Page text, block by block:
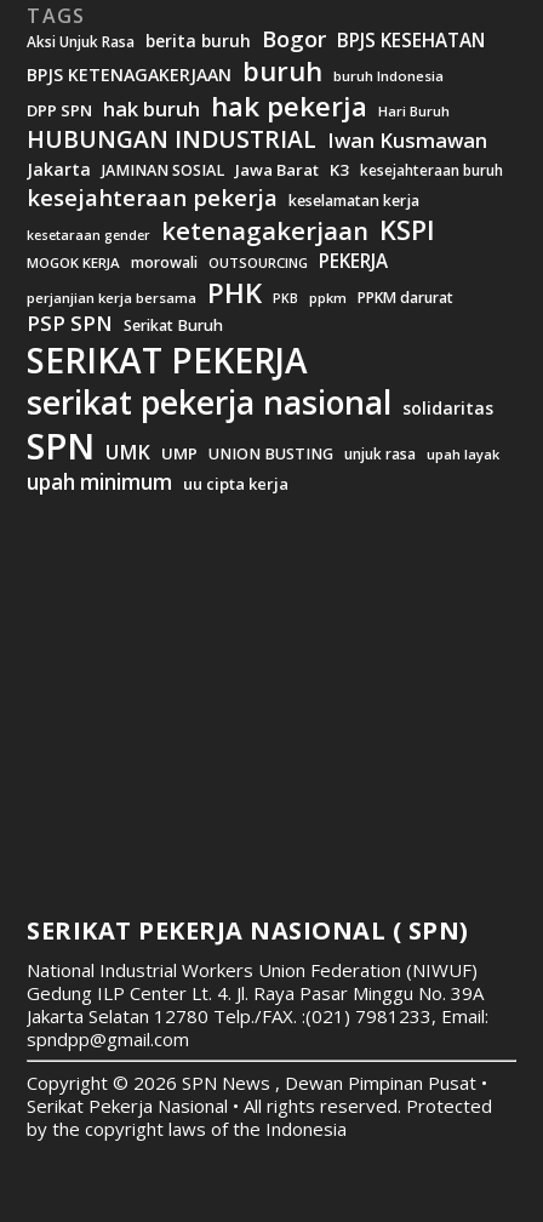
TAGS
Aksi Unjuk Rasa berita buruh Bogor BPJS KESEHATAN
BPJS KETENAGAKERJAAN buruh buruh Indonesia
DPP SPN hak buruh hak pekerja Hari Buruh
HUBUNGAN INDUSTRIAL Iwan Kusmawan
Jakarta JAMINAN SOSIAL Jawa Barat K3 kesejahteraan buruh
kesejahteraan pekerja keselamatan kerja
kesetaraan gender ketenagakerjaan KSPI
MOGOK KERJA morowali OUTSOURCING PEKERJA
perjanjian kerja bersama PHK PKB ppkm PPKM darurat
PSP SPN Serikat Buruh
SERIKAT PEKERJA
serikat pekerja nasional solidaritas
SPN UMK UMP UNION BUSTING unjuk rasa upah layak
upah minimum uu cipta kerja
SERIKAT PEKERJA NASIONAL ( SPN)
National Industrial Workers Union Federation (NIWUF)
Gedung ILP Center Lt. 4. Jl. Raya Pasar Minggu No. 39A
Jakarta Selatan 12780 Telp./FAX. :(021) 7981233, Email:
spndpp@gmail.com
Copyright © 2026 SPN News , Dewan Pimpinan Pusat •
Serikat Pekerja Nasional • All rights reserved. Protected
by the copyright laws of the Indonesia